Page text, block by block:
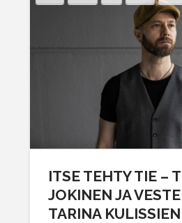
ITSE TEHTY TIE –
JOKINEN JA
TARINA